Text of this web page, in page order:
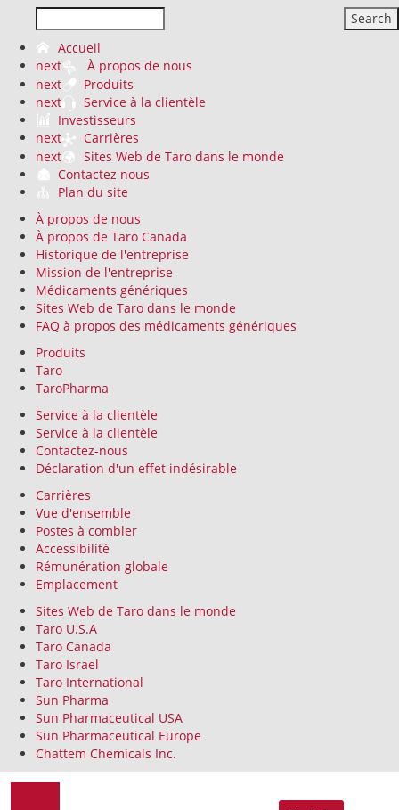
Accueil
next
À propos de nous
next
Produits
next
Service à la clientèle
Investisseurs
next
Carrières
next
Sites Web de Taro dans le monde
Contactez nous
Plan du site
À propos de nous
À propos de Taro Canada
Historique de l'entreprise
Mission de l'entreprise
Médicaments génériques
Sites Web de Taro dans le monde
FAQ à propos des médicaments génériques
Produits
Taro
TaroPharma
Service à la clientèle
Service à la clientèle
Contactez-nous
Déclaration d'un effet indésirable
Carrières
Vue d'ensemble
Postes à combler
Accessibilité
Rémunération globale
Emplacement
Sites Web de Taro dans le monde
Taro U.S.A
Taro Canada
Taro Israel
Taro International
Sun Pharma
Sun Pharmaceutical USA
Sun Pharmaceutical Europe
Chattem Chemicals Inc.